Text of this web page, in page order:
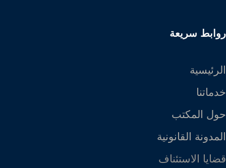
روابط سريعة
الرئيسية
خدماتنا
حول المكتب
المدونة القانونية
قضايا الاستئناف